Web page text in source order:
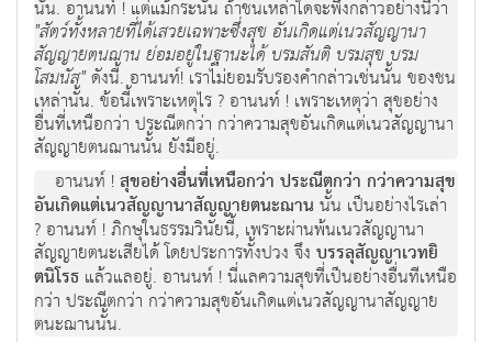
นั้น. อานนท์ ! แต่แม้กระนั้น ถ้าชนเหล่าใดจะพึงกล่าวอย่างนี้ว่า
"สัตว์ทั้งหลายที่ได้เสวยเฉพาะซึ่งสุข อันเกิดแต่เนวสัญญานา
สัญญายตนฌาน ย่อมอยู่ในฐานะได้ บรมสันติ บรมสุข บรม
โสมนัส"ดังนี้. อานนท์! เราไม่ยอมรับรองคำกล่าวเช่นนั้น ของชน
เหล่านั้น. ข้อนี้เพราะเหตุไร ? อานนท์ ! เพราะเหตุว่า สุขอย่าง
อื่นที่เหนือกว่า ประณีตกว่า กว่าความสุขอันเกิดแต่เนวสัญญานา
สัญญายตนฌานนั้น ยังมีอยู่.
อานนท์ !สุขอย่างอื่นที่เหนือกว่า ประณีตกว่า กว่าความสุข
อันเกิดแต่เนวสัญญานาสัญญายตนะฌาน นั้น เป็นอย่างไรเล่า
? อานนท์ ! ภิกษุในธรรมวินัยนี้, เพราะผ่านพ้นเนวสัญญานา
สัญญายตนะเสียได้ โดยประการทั้งปวง จึง บรรลุสัญญาเวทยิ
ตนิโรธ แล้วแลอยู่. อานนท์ ! นี่แลความสุขที่เป็นอย่างอื่นทีเหนือ
กว่า ประณีตกว่า กว่าความสุขอันเกิดแต่เนวสัญญานาสัญญาย
ตนะฌานนั้น.